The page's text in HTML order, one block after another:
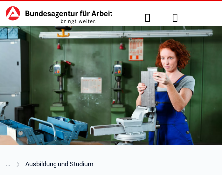
zu den Hauptinhalten springen
Hauptnavigation Suche Anmelden
Ausbildung und Studium